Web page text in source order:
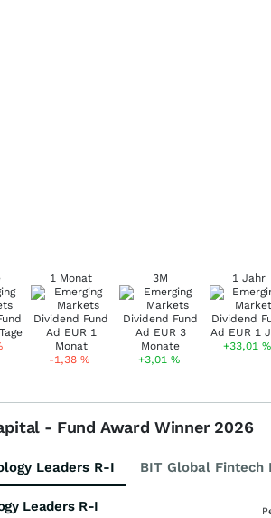
1 Monat
-1,38%
3M
+3,01 %
1 Jahr
+33,01%
- Fund Award Winner 2026
Leaders R-I BIT Global Fintech
Leaders R-I